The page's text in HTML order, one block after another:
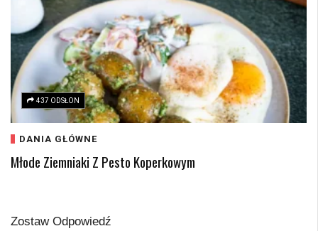
437 ODSŁON
DANIA GŁÓWNE
Młode Ziemniaki Z Pesto Koperkowym
Zostaw Odpowiedź